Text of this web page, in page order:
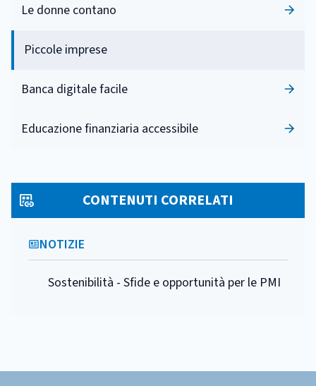
Le donne contano
Piccole imprese
Banca digitale facile
Educazione finanziaria accessibile
CONTENUTI CORRELATI
NOTIZIE
Sostenibilità - Sfide e opportunità per le PMI